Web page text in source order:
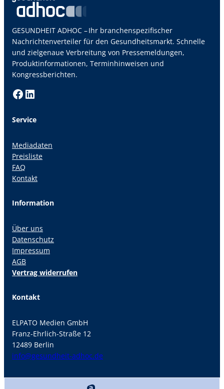
GESUNDHEIT ADHOC – Ihr branchenspezifischer
Nachrichtenverteiler für den Gesundheitsmarkt. Schnelle
und zielgenaue Verbreitung von Pressemeldungen,
Produktinformationen, Terminhinweisen und
Kongressberichten.
Facebook LinkedIn
Service
Mediadaten
Preisliste
FAQ
Kontakt
Information
Über uns
Datenschutz
Impressum
AGB
Vertrag widerrufen
Kontakt
ELPATO Medien GmbH
Franz-Ehrlich-Straße 12
12489 Berlin
info@gesundheit-adhoc.de